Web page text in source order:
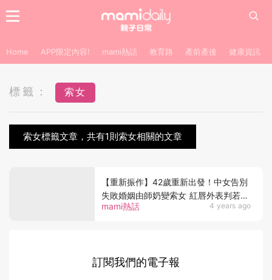
Home APP限定內容! mami熱話 教育路 產前產後 健康資訊
標籤： 索女
索女標籤文章，共有1則索女相關的文章
mami熱話 4 years ago
【重新振作】42歲重新出發！中女告別
失敗婚姻由師奶變索女 紅唇外表判若兩
人 向外界宣示「活得很好！」
訂閱我們的電子報